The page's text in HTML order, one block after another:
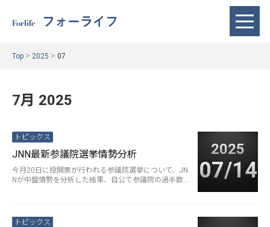
Forlife フォーライフ
Top > 2025 > 07
7月 2025
トピックス
JNN最新参議院選挙情勢分析
今月20日に投開票が行われる参議院選挙について、JN
Nが中盤情勢を分析した結果、自公で参議院の過半数
2025
07/14
トピックス